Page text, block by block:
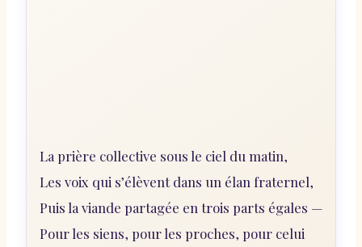
La prière collective sous le ciel du matin,
Les voix qui s’élèvent dans un élan fraternel,
Puis la viande partagée en trois parts égales —
Pour les siens, pour les proches, pour celui